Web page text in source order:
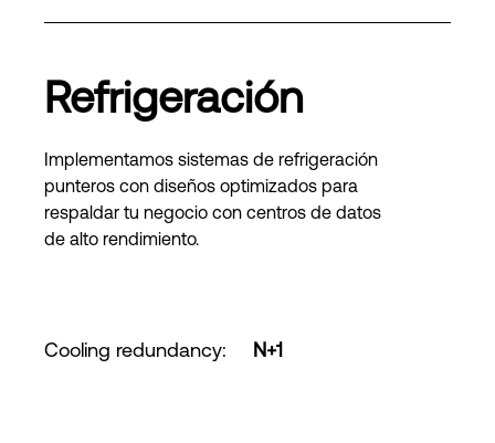
Refrigeración
Implementamos sistemas de refrigeración
punteros con diseños optimizados para
respaldar tu negocio con centros de datos
de alto rendimiento.
Cooling redundancy: N+1